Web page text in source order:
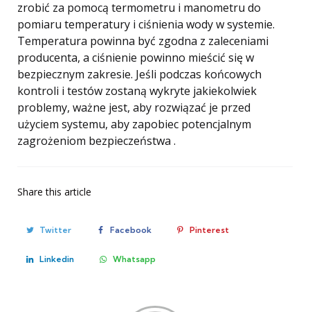
zrobić za pomocą termometru i manometru do
pomiaru temperatury i ciśnienia wody w systemie.
Temperatura powinna być zgodna z zaleceniami
producenta, a ciśnienie powinno mieścić się w
bezpiecznym zakresie. Jeśli podczas końcowych
kontroli i testów zostaną wykryte jakiekolwiek
problemy, ważne jest, aby rozwiązać je przed
użyciem systemu, aby zapobiec potencjalnym
zagrożeniom bezpieczeństwa .
Share this article
Twitter Facebook Pinterest
Linkedin Whatsapp